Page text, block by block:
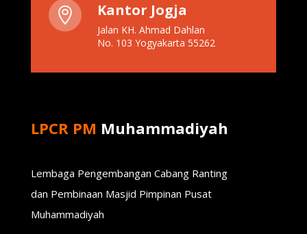
 Kantor Jogja
Jalan KH. Ahmad Dahlan
No. 103 Yogyakarta 55262
LPCR PM Muhammadiyah
Lembaga Pengembangan Cabang Ranting
dan Pembinaan Masjid Pimpinan Pusat
Muhammadiyah